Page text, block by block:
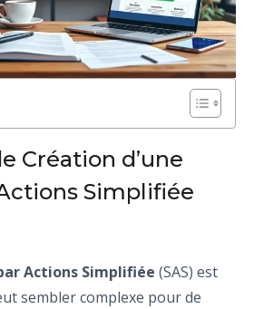
Création d’une
Simplifiée
Actions Simplifiée (SAS) est
sembler complexe pour de